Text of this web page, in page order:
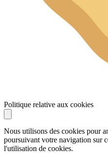
Politique relative aux cookies
Nous utilisons des cookies pour
poursuivant votre navigation sur
l'utilisation de cookies.